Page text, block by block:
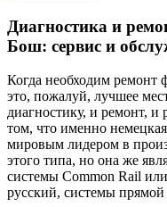
Диагностика и
Бош: сервис и
Когда необходим ремонт
это, пожалуй, лучшее
диагностику, и ремонт, и
том, что именно
мировым лидером в
этого типа, но она же
системы Common Rail
русский, системы прямой